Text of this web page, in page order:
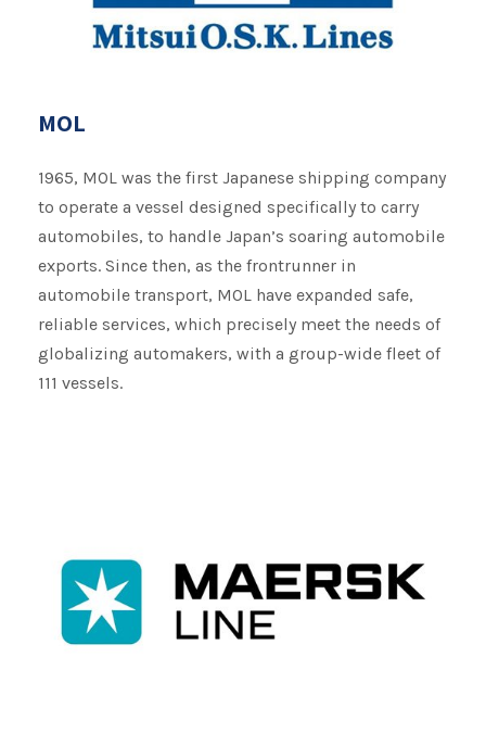
MOL
1965, MOL was the first Japanese shipping company
to operate a vessel designed specifically to carry
automobiles, to handle Japan’s soaring automobile
exports. Since then, as the frontrunner in
automobile transport, MOL have expanded safe,
reliable services, which precisely meet the needs of
globalizing automakers, with a group-wide fleet of
111 vessels.